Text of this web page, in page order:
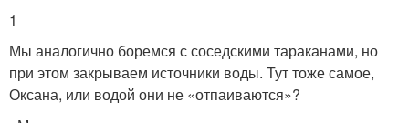
1
Мы аналогично боремся с соседскими тараканами, но
при этом закрываем источники воды. Тут тоже самое,
Оксана, или водой они не «отпаиваются»?